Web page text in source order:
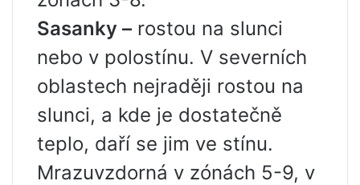
Sasanky – rostou na slunci
nebo v polostínu. V severních
oblastech nejraději rostou na
slunci, a kde je dostatečně
teplo, daří se jim ve stínu.
Mrazuvzdorná v zónách 5-9, v